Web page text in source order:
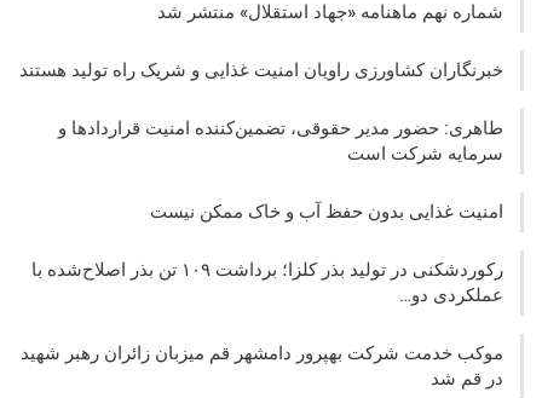
شماره نهم ماهنامه «جهاد استقلال» منتشر شد
خبرنگاران کشاورزی راویان امنیت غذایی و شریک راه تولید هستند
طاهری: حضور مدیر حقوقی، تضمین‌کننده امنیت قراردادها و
سرمایه شرکت‌ است
امنیت غذایی بدون حفظ آب و خاک ممکن نیست
رکوردشکنی در تولید بذر کلزا؛ برداشت ۱۰۹ تن بذر اصلاح‌شده با
عملکردی دو…
موکب خدمت شرکت بهپرور دامشهر قم میزبان زائران رهبر شهید
در قم شد